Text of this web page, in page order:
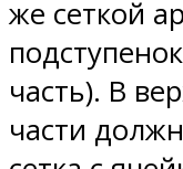
же сеткой
часть). В
части